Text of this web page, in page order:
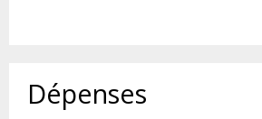
Dépenses